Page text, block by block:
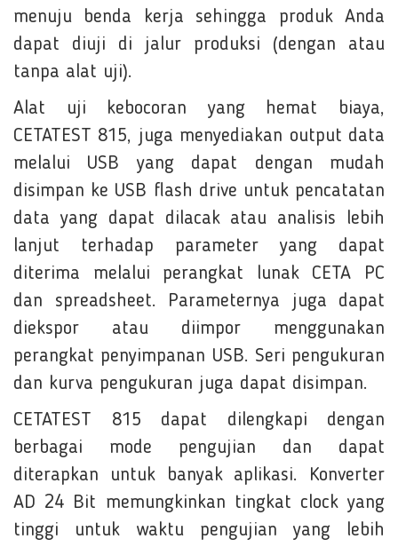
menuju benda kerja sehingga produk Anda
dapat diuji di jalur produksi (dengan atau
tanpa alat uji).
Alat uji kebocoran yang hemat biaya,
CETATEST 815, juga menyediakan output data
melalui USB yang dapat dengan mudah
disimpan ke USB flash drive untuk pencatatan
data yang dapat dilacak atau analisis lebih
lanjut terhadap parameter yang dapat
diterima melalui perangkat lunak CETA PC
dan spreadsheet. Parameternya juga dapat
diekspor atau diimpor menggunakan
perangkat penyimpanan USB. Seri pengukuran
dan kurva pengukuran juga dapat disimpan.
CETATEST 815 dapat dilengkapi dengan
berbagai mode pengujian dan dapat
diterapkan untuk banyak aplikasi. Konverter
AD 24 Bit memungkinkan tingkat clock yang
tinggi untuk waktu pengujian yang lebih